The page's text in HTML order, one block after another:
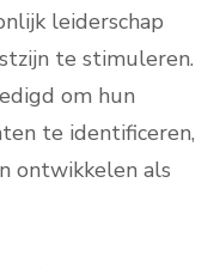
leiderschap
te stimuleren.
om hun
te identificeren,
ontwikkelen als